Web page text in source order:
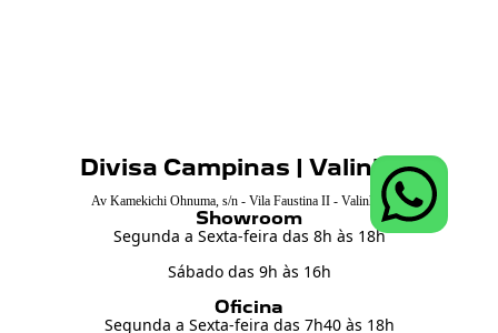
Divisa Campinas | Valinhos
Av Kamekichi Ohnuma, s/n - Vila Faustina II - Valinhos SP
Showroom
Segunda a Sexta-feira das 8h às 18h
Sábado das 9h às 16h
Oficina
Segunda a Sexta-feira das 7h40 às 18h